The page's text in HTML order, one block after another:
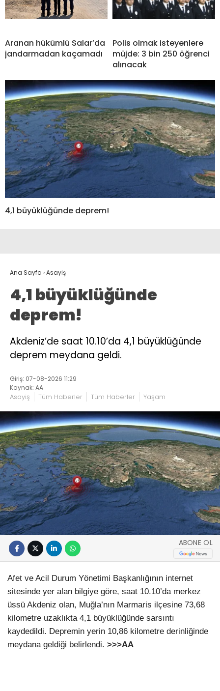
Aranan hükümlü Salar’da
jandarmadan kaçamadı
Polis olmak isteyenlere
müjde: 3 bin 250 öğrenci
alınacak
4,1 büyüklüğünde deprem!
Ana Sayfa ›Asayiş
4,1 büyüklüğünde
deprem!
Akdeniz’de saat 10.10’da 4,1 büyüklüğünde
deprem meydana geldi.
Giriş: 07-08-2026 11:29
Kaynak: AA
Asayiş Tüm Haberler Tüm Haberler Yaşam
ABONE OL
Afet ve Acil Durum Yönetimi Başkanlığının internet
sitesinde yer alan bilgiye göre, saat 10.10’da merkez
üssü Akdeniz olan, Muğla’nın Marmaris ilçesine 73,68
kilometre uzaklıkta 4,1 büyüklüğünde sarsıntı
kaydedildi. Depremin yerin 10,86 kilometre derinliğinde
meydana geldiği belirlendi. >>>AA